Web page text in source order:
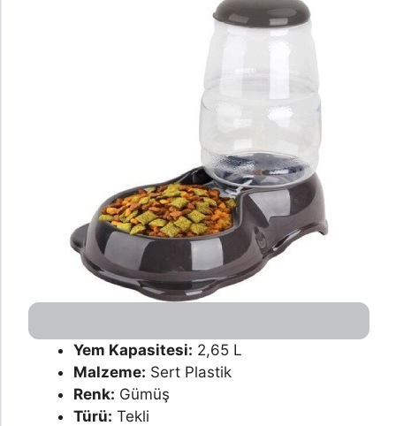
Yem Kapasitesi: 2,65 L
Malzeme: Sert Plastik
Renk: Gümüş
Türü: Tekli